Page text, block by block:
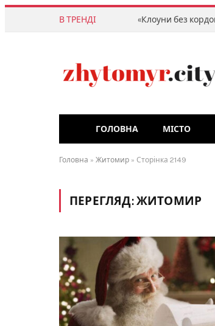
В ТРЕНДІ
ГОЛОВНА МІСТО
Головна » Житомир » Сторінка 2149
ПЕРЕГЛЯД:ЖИТОМИР